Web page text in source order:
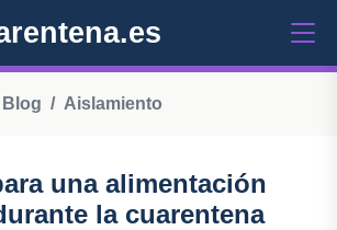
Blog Aislamiento
una alimentación
la cuarentena